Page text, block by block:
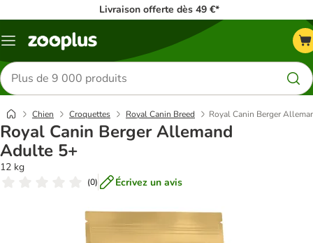
Livraison offerte dès 49 €*
Menu
Rechercher
des
produits
Chien Croquettes Royal Canin Breed Royal Canin Berger
Royal Canin Berger Allemand
Adulte 5+
12 kg
(0) Écrivez un avis